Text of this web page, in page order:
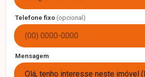
Telefone fixo (opcional)
Mensagem